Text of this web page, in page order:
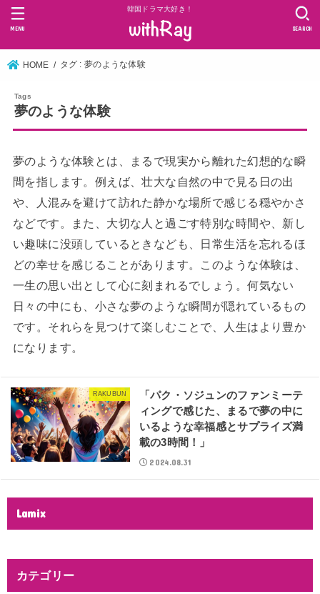
韓国ドラマ大好き！
SEARCH
MENU
HOME タグ : 夢のような体験
夢のような体験
夢のような体験とは、まるで現実から離れた幻想的な瞬
間を指します。例えば、壮大な自然の中で見る日の出
や、人混みを避けて訪れた静かな場所で感じる穏やかさ
などです。また、大切な人と過ごす特別な時間や、新し
い趣味に没頭しているときなども、日常生活を忘れるほ
どの幸せを感じることがあります。このような体験は、
一生の思い出として心に刻まれるでしょう。何気ない
日々の中にも、小さな夢のような瞬間が隠れているもの
です。それらを見つけて楽しむことで、人生はより豊か
になります。
RAKUBUN
「パク・ソジュンのファンミーテ
ィングで感じた、まるで夢の中に
いるような幸福感とサプライズ満
載の3時間！」
2024.08.31
Lamix
カテゴリー